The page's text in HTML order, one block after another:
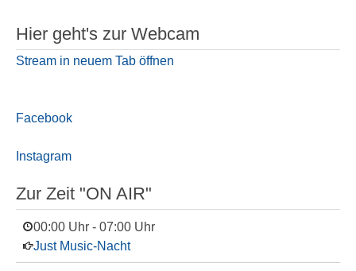
Hier geht's zur Webcam
Stream in neuem Tab öffnen
Facebook
Instagram
Zur Zeit "ON AIR"
00:00 Uhr - 07:00 Uhr
Just Music-Nacht